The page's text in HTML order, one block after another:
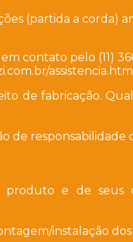
(partida a corda)
contato pelo (11)
de fabricação.
de
e de seus
instalação